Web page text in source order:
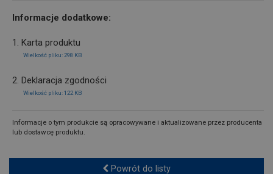
Informacje dodatkowe:
1. Karta produktu
Wielkość pliku: 298 KB
2. Deklaracja zgodności
Wielkość pliku: 122 KB
Informacje o tym produkcie są opracowywane i aktualizowane przez producenta
lub dostawcę produktu.
Powrót do listy